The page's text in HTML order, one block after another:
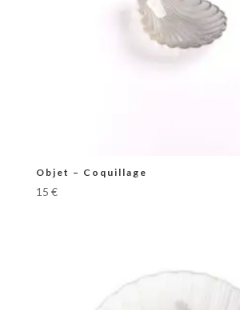
Objet – Coquillage
15 €